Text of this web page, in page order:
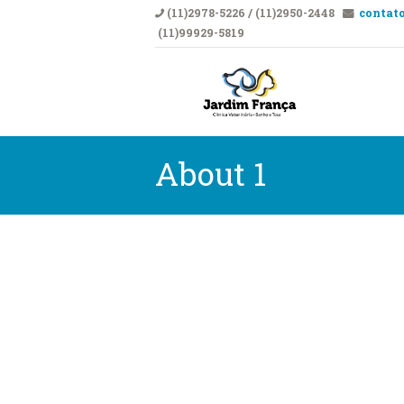
(11)2978-5226 / (11)2950-2448
(11)99929-5819
About 1
CLÍNICA